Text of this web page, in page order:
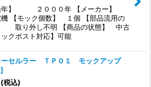
年】 ２０００年 【メーカー】
機 【モック個数】 １個 【部品流用の
取り外し不明 【商品の状態】 中古
ックポスト対応】可能
ーセルラー ＴＰ０１ モックアップ
]
(税込)